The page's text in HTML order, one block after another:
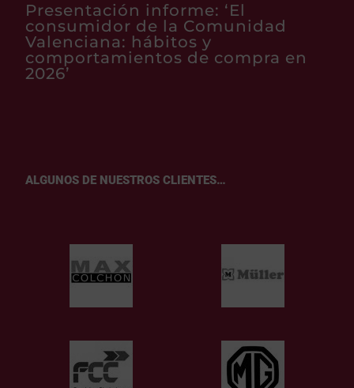
Presentación informe: ‘El
consumidor de la Comunidad
Valenciana: hábitos y
comportamientos de compra en
2026’
ALGUNOS DE NUESTROS CLIENTES…